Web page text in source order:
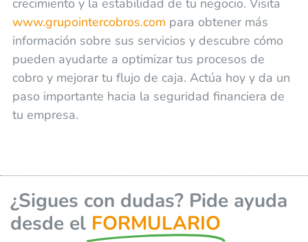
crecimiento y la estabilidad de tu negocio. Visita
www.grupointercobros.com para obtener más
información sobre sus servicios y descubre cómo
pueden ayudarte a optimizar tus procesos de
cobro y mejorar tu flujo de caja. Actúa hoy y da un
paso importante hacia la seguridad financiera de
tu empresa.
¿Sigues con dudas? Pide ayuda
desde el FORMULARIO